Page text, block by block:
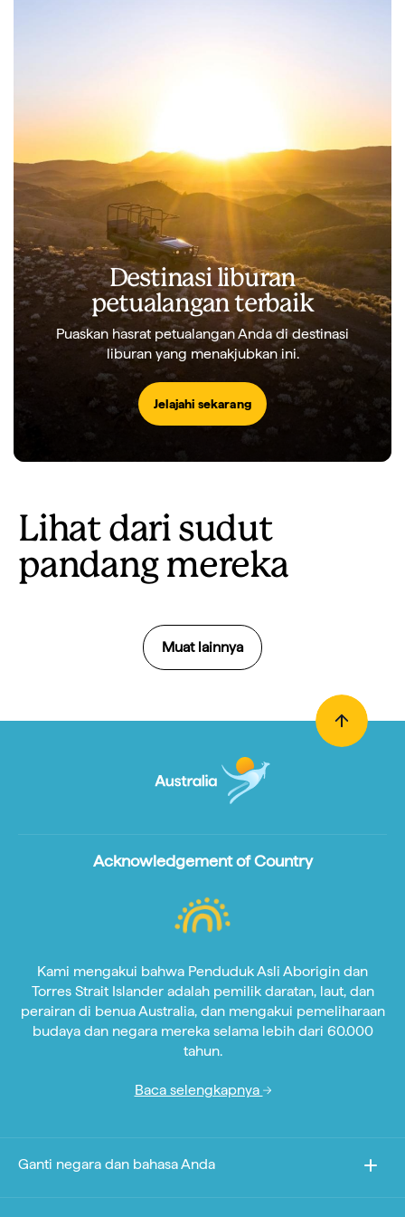
Destinasi liburan
petualangan terbaik
Puaskan hasrat petualangan Anda di destinasi
liburan yang menakjubkan ini.
Jelajahi sekarang
Lihat dari sudut
pandang mereka
Muat lainnya
Acknowledgement of Country
Kami mengakui bahwa Penduduk Asli Aborigin dan
Torres Strait Islander adalah pemilik daratan, laut, dan
perairan di benua Australia, dan mengakui pemeliharaan
budaya dan negara mereka selama lebih dari 60.000
tahun.
Baca selengkapnya
Ganti negara dan bahasa Anda